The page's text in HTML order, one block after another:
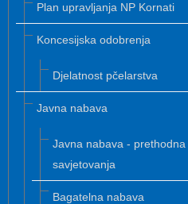
Plan upravljanja NP Kornati
Koncesijska odobrenja
Djelatnost pčelarstva
Javna nabava
Javna nabava - prethodna
savjetovanja
Bagatelna nabava